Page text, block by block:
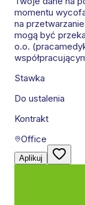
momentu
na
mogą być
o.o.
Stawka
Do ustalenia
Kontrakt
Office
Aplikuj